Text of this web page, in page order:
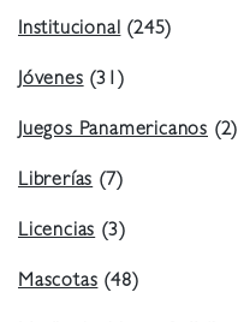
Institucional(245)
Jóvenes(31)
Juegos Panamericanos (2)
Librerías(7)
Licencias(3)
Mascotas(48)